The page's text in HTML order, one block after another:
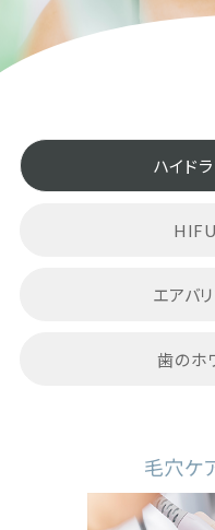
ハイド
HIFU
エアバ
歯のホ
毛穴ケ